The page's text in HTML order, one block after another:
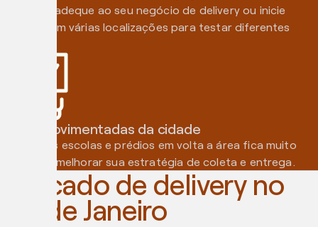
melhor se adeque ao seu negócio de delivery ou inicie
cozinhas em várias localizações para testar diferentes
Áreas movimentadas da cidade
Com várias escolas e prédios em volta a área fica muito
propícia a melhorar sua estratégia de coleta e entrega.
Mercado de delivery no
Rio de Janeiro